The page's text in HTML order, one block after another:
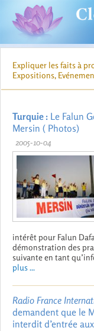
Expliquer les faits à
Expositions,
Turquie : Le Falun
Mersin ( Photos)
2005-10-04
intérêt pour Falun
démonstration des
suivante en tant
plus ...
Radio France
demandent que le
interdit d’entrée